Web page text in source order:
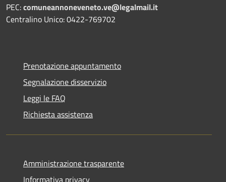
PEC:comuneannoneveneto.ve@legalmail.it
Centralino Unico: 0422-769702
Prenotazione appuntamento
Segnalazione disservizio
Leggi le FAQ
Richiesta assistenza
Amministrazione trasparente
Informativa privacy